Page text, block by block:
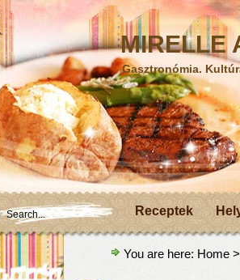
MIRELLE
Gasztronómia.
Receptek
You are here: Home